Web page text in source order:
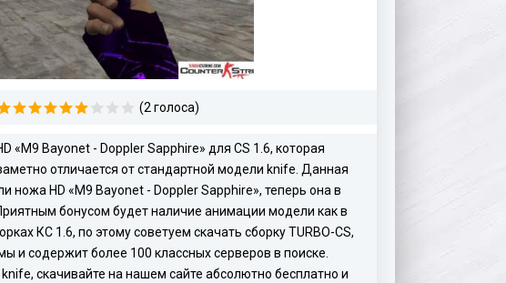
(2 голоса)
Bayonet - Doppler Sapphire» для CS 1.6, которая
отличается от стандартной модели knife. Данная
ножа HD «M9 Bayonet - Doppler Sapphire», теперь она в
бонусом будет наличие анимации модели как в
КС 1.6, по этому советуем скачать сборку TURBO-CS,
и содержит более 100 классных серверов в поиске.
скачивайте на нашем сайте абсолютно бесплатно и